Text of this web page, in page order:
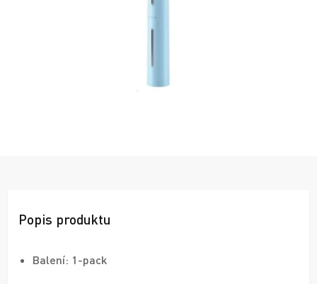
Popis produktu
Balení: 1-pack